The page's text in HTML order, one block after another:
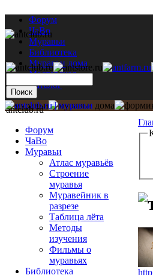
Форум
ЧаВо
Муравьи
Библиотека
Муравьи дома
Мастерская
Каталог
antclub.ru
Форум
ЧаВо
Муравьи
Атлас муравьёв
Строение
муравья
Муравейник в
разрезе
Таблица лёта
Методы
изучения
Фильмы о
муравьях
Библиотека